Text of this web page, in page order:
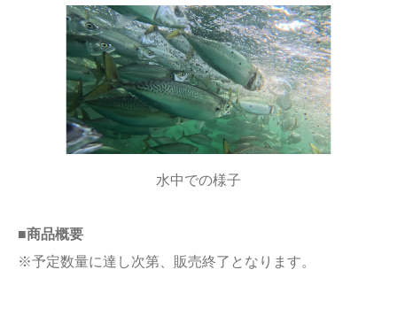
水中での様子
■商品概要
※予定数量に達し次第、販売終了となります。